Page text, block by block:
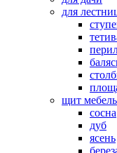
для
щит
сосна
дуб
ясень